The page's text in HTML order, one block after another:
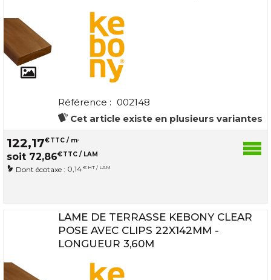
Référence : 002148
Cet article existe en plusieurs variantes
122,17€TTC / m2
soit 72,86€TTC / LAM
Dont écotaxe : 0,14 € HT / LAM
LAME DE TERRASSE KEBONY CLEAR
POSE AVEC CLIPS 22X142MM -
LONGUEUR 3,60M